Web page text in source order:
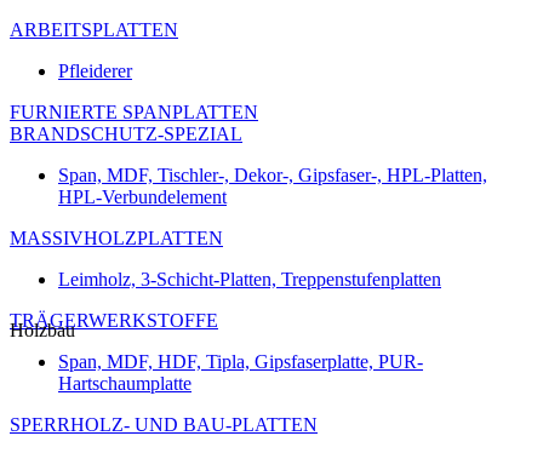
ARBEITSPLATTEN
Pfleiderer
FURNIERTE SPANPLATTEN
BRANDSCHUTZ-SPEZIAL
Span, MDF, Tischler-, Dekor-, Gipsfaser-, HPL-Platten,
HPL-Verbundelement
MASSIVHOLZPLATTEN
Leimholz, 3-Schicht-Platten, Treppenstufenplatten
TRÄGERWERKSTOFFE
Span, MDF, HDF, Tipla, Gipsfaserplatte, PUR-
Hartschaumplatte
SPERRHOLZ- UND BAU-PLATTEN
Holzbau